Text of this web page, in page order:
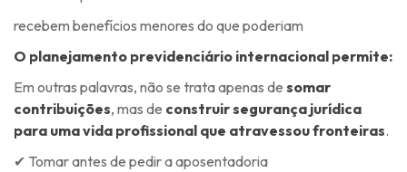
recebem benefícios menores do que poderiam
O planejamento previdenciário internacional permite:
Em outras palavras, não se trata apenas de somar
contribuições, mas de construir segurança jurídica
para uma vida profissional que atravessou fronteiras.
✔ Tomar antes de pedir a aposentadoria